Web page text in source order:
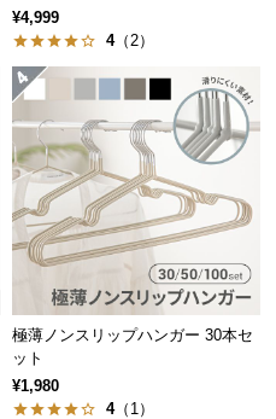
¥4,999
4（2）
極薄ノンスリップハンガー 30本セ
ット
¥1,980
4（1）